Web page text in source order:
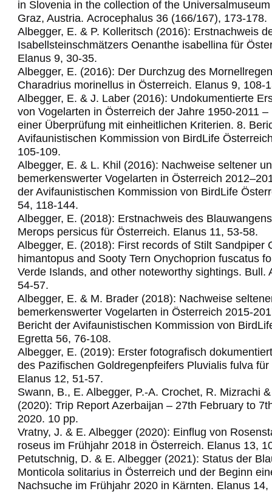
in Slovenia in the collection of the
Graz, Austria. Acrocephalus 36 (166/167), 173-178.
Albegger, E. & P. Kolleritsch (2016): Erstnachweis
Isabellsteinschmätzers Oenanthe isabellina für
Elanus 9, 30-35.
Albegger, E. (2016): Der Durchzug des
Charadrius morinellus in Österreich. Elanus 9, 108-
Albegger, E. & J. Laber (2016): Undokumentierte
von Vogelarten in Österreich der Jahre 1950-2011 –
einer Überprüfung mit einheitlichen Kriterien. 8.
Avifaunistischen Kommission von BirdLife
105-109.
Albegger, E. & L. Khil (2016): Nachweise seltener
bemerkenswerter Vogelarten in Österreich
der Avifaunistischen Kommission von BirdLife
54, 118-144.
Albegger, E. (2018): Erstnachweis des
Merops persicus für Österreich. Elanus 11, 53-58.
Albegger, E. (2018): First records of Stilt Sandpiper
himantopus and Sooty Tern Onychoprion fuscatus
Verde Islands, and other noteworthy sightings. Bull.
54-57.
Albegger, E. & M. Brader (2018): Nachweise
bemerkenswerter Vogelarten in Österreich 2015-
Bericht der Avifaunistischen Kommission von
Egretta 56, 76-108.
Albegger, E. (2019): Erster fotografisch
des Pazifischen Goldregenpfeifers Pluvialis fulva
Elanus 12, 51-57.
Swann, B., E. Albegger, P.-A. Crochet, R. Mizrachi
(2020): Trip Report Azerbaijan – 27th February to
2020. 10 pp.
Vratny, J. & E. Albegger (2020): Einflug von
roseus im Frühjahr 2018 in Österreich. Elanus 13,
Petutschnig, D. & E. Albegger (2021): Status der
Monticola solitarius in Österreich und der Beginn
Nachsuche im Frühjahr 2020 in Kärnten. Elanus 14,